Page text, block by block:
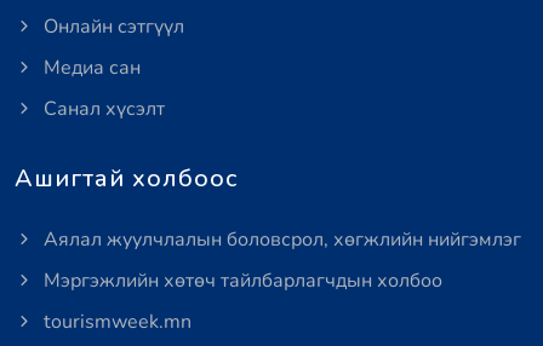
Онлайн сэтгүүл
Медиа сан
Санал хүсэлт
Ашигтай холбоос
Аялал жуулчлалын боловсрол, хөгжлийн нийгэмлэг
Мэргэжлийн хөтөч тайлбарлагчдын холбоо
tourismweek.mn